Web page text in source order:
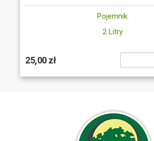
Pojemnik:
2 Litry
25,00 zł